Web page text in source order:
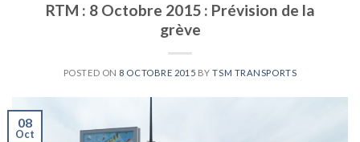
RTM : 8 Octobre 2015 : Prévision de la
grève
POSTED ON 8 OCTOBRE 2015 BYTSM TRANSPORTS
08
Oct